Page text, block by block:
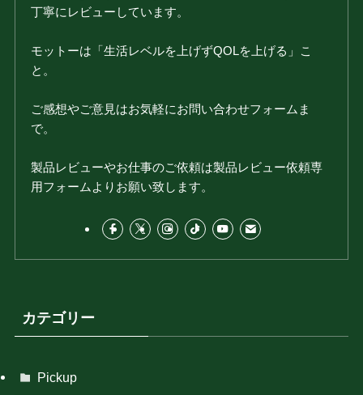
丁寧にレビューしています。
モットーは「生活レベルを上げずQOLを上げる」こ
と。
ご感想やご意見はお気軽にお問い合わせフォームま
で。
製品レビューやお仕事のご依頼は製品レビュー依頼専
用フォームよりお願い致します。
カテゴリー
Pickup